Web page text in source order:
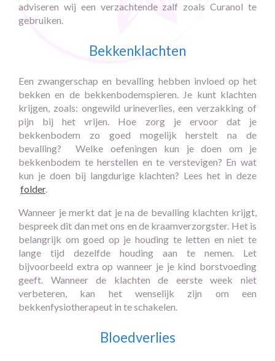
adviseren wij een verzachtende zalf zoals Curanol te
gebruiken.
Bekkenklachten
Een zwangerschap en bevalling hebben invloed op het
bekken en de bekkenbodemspieren. Je kunt klachten
krijgen, zoals: ongewild urineverlies, een verzakking of
pijn bij het vrijen. Hoe zorg je ervoor dat je
bekkenbodem zo goed mogelijk herstelt na de
bevalling? Welke oefeningen kun je doen om je
bekkenbodem te herstellen en te verstevigen? En wat
kun je doen bij langdurige klachten? Lees het in deze
folder.
Wanneer je merkt dat je na de bevalling klachten krijgt,
bespreek dit dan met ons en de kraamverzorgster. Het is
belangrijk om goed op je houding te letten en niet te
lange tijd dezelfde houding aan te nemen. Let
bijvoorbeeld extra op wanneer je je kind borstvoeding
geeft. Wanneer de klachten de eerste week niet
verbeteren, kan het wenselijk zijn om een
bekkenfysiotherapeut in te schakelen.
Bloedverlies